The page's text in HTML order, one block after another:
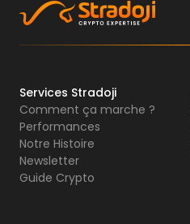
Services Stradoji
Comment ça marche ?
Performances
Notre Histoire
Newsletter
Guide Crypto